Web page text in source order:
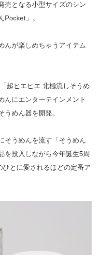
売となる小型サイズのシン
Pocket」。
んが楽しめちゃうアイテム
超ヒエヒエ 北極流しそうめ
んにエンターテインメント
めん器を開発。
そうめんを流す「そうめん
を投入しながら今年誕生5周
ひとに愛されるほどの定番ア